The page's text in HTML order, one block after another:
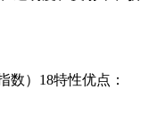
数）18特性优点：